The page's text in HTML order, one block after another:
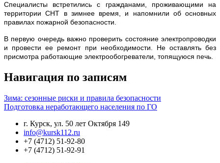
Специалисты встретились с гражданами, проживающими на
территории СНТ в зимнее время, и напомнили об основных
правилах пожарной безопасности.
В первую очередь важно проверить состояние электропроводки
и провести ее ремонт при необходимости. Не оставлять без
присмотра работающие электрообогреватели, топящуюся печь.
Навигация по записям
Зима: сезонные риски и правила безопасности
Подготовка неработающего населения по ГО
г. Курск, ул. 50 лет Октября 149
info@kursk112.ru
+7 (4712) 51-92-80
+7 (4712) 51-92-91